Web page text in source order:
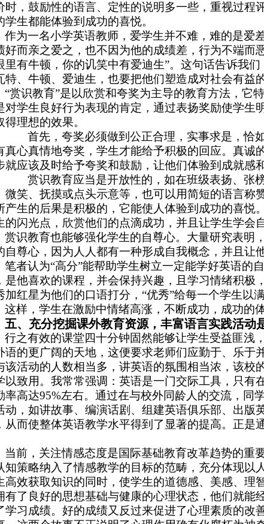
时，鼓励性的语言、定性的说明多一些，重视过
学生都能体验到成功的喜悦。
作为一名小学英语教师，爱学生并不难，难的是爱
好而亲之爱之，也不因为他的成绩差，行为不端而
里有牛顿，你的讥笑中有爱迪生”。这句话告诉我
特、牛顿、爱迪生，也要把他们塑造成对社会有益
“赏识教育”是以欣赏和夸奖为主导的教育方法，它
对学生良好行为表现的肯定，通过表扬奖励使学生
得理想的效果。
首先，夸奖必须做到公正合理，实事求是，恰如
真心真情地夸奖，学生才能给予积极的回应。真诚
就应该及时给予夸奖和鼓励，让他们体验到成就感
赏识教育应当是开放性的，如在班级表扬、张榜
微笑、抚摸或点头示意等，也可以用简短的语言称
产生的后果是积极的，它能使人体验到成功的喜
的闪光点，欣赏他们的点滴成功，并且让学生学会
赏识教育也能够强化学生的自尊心。大量研究表明
自尊心，因为人人都有一种形成自我概念，并且让
笔者认为“高分”能帮助学生树立一定能学好英语的
是他喜欢的课程，并会保持兴趣，且学习情绪积极
加红星为他们的口语打分，“优秀”给每一个学生以
这样，学生在激励中情绪高涨，不断成功，成功的
五、充分挖掘课外教育资源，丰富语言实践活动
行之有效的课堂四十分钟固然能够让学生受益匪浅
语的更广阔的天地，这便要求老师们应勤于、乐
该活动的人数相当多，讲英语的氛围相当浓，该校
以致用。我常常强调：英语是一门交际工具，只
率高达95%左右。通过在与校外同龄人的交流，同
动，如讲故事、编演话剧、组建英语俱乐部、出
从而使整体英语教学水平得到了显著的提高。正
当前，关注情感态度是国际基础教育改革趋势的重
知策略纳入了情感教学的目标的范畴，充分体现以
高效获取知识的同时，使学生的道德感、美感、
有了良好的思想基础与健康的心理状态，他们就
学习成绩。好的成绩又反过来促进了心理素质的改